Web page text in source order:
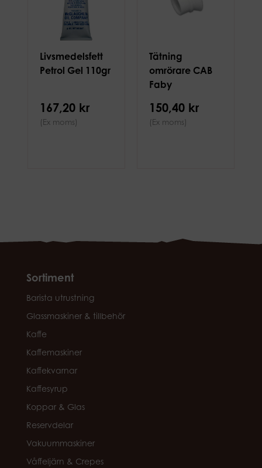
Livsmedelsfett
Petrol Gel 110gr
167,20 kr
(Ex moms)
Tätning
omrörare CAB
Faby
150,40 kr
(Ex moms)
Sortiment
Barista utrustning
Glassmaskiner & tillbehör
Kaffe
Kaffemaskiner
Kaffekvarnar
Kaffesyrup
Koppar & Glas
Reservdelar
Vakuummaskiner
Våffeljärn & Crepes